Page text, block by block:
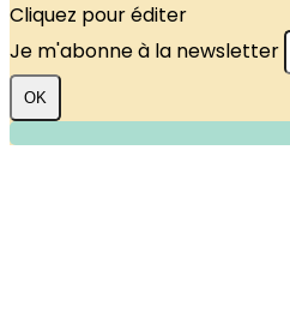
Cliquez pour éditer
Je m'abonne à la newsletter
OK